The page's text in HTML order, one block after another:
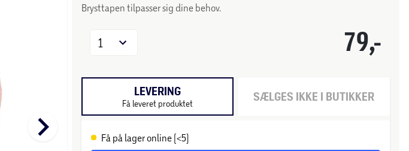
keyboard_arrow_right
Brysttapen tilpasser sig dine behov.
79,-
1
LEVERING
Få leveret produktet SÆLGES IKKE I BUTIKKER
Få på lager online (<5)